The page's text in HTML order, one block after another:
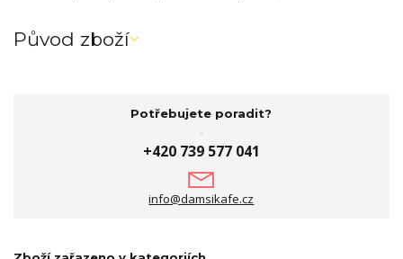
Původ zboží
Potřebujete poradit?
+420 739 577 041
info@damsikafe.cz